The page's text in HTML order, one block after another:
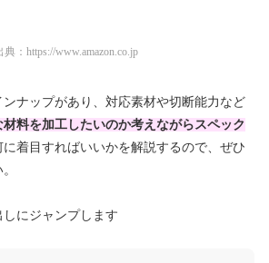
典： https://www.amazon.co.jp
ナップがあり、対応素材や切断能力など
材料を加工したいのか考えながらスペック
に着目すればいいかを解説するので、ぜひ
にジャンプします